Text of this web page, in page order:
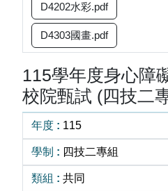
D4202水彩.pdf
D4303國畫.pdf
115學年度身心障
校院甄試 (四技二
115
四技二專組
共同